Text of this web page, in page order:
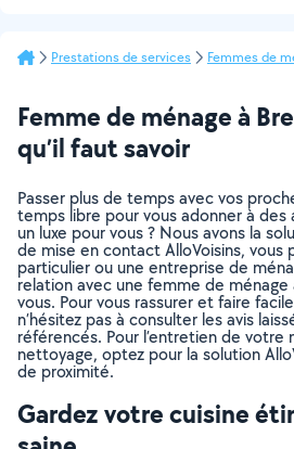
Prestations de services Femmes de
Femme de ménage à
qu’il faut savoir
Passer plus de temps avec vos
temps libre pour vous adonner à
un luxe pour vous ? Nous avons la
de mise en contact AlloVoisins,
particulier ou une entreprise de
relation avec une femme de ménage
vous. Pour vous rassurer et faire
n’hésitez pas à consulter les avis
référencés. Pour l’entretien de votre
nettoyage, optez pour la solution
de proximité.
Gardez votre cuisine